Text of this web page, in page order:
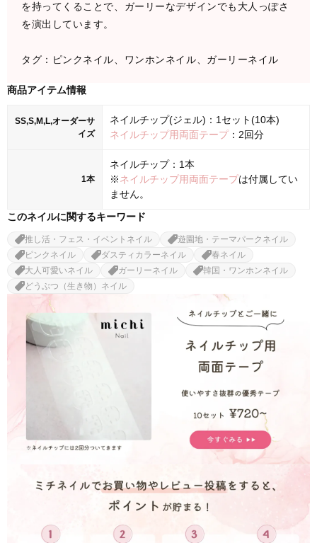
を持ってくることで、ガーリーなデザインでも大人っぽさ
を演出しています。
タグ：ピンクネイル、ワンホンネイル、ガーリーネイル
商品アイテム情報
SS,S,M,L,オーダーサ
イズ
ネイルチップ(ジェル)：1セット(10本)
ネイルチップ用両面テープ：2回分
1本
ネイルチップ：1本
※ネイルチップ用両面テープは付属してい
ません。
このネイルに関するキーワード
推し活・フェス・イベントネイル
遊園地・テーマパークネイル
ピンクネイル
ダスティカラーネイル
春ネイル
大人可愛いネイル
ガーリーネイル
韓国・ワンホンネイル
どうぶつ（生き物）ネイル